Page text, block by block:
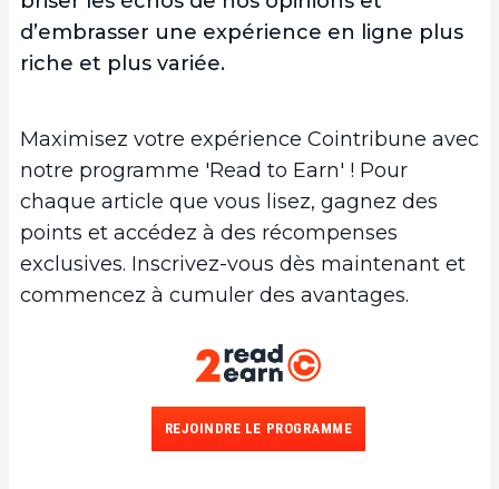
d’embrasser une expérience en ligne plus
riche et plus variée.
Maximisez votre expérience Cointribune avec
notre programme 'Read to Earn' ! Pour
chaque article que vous lisez, gagnez des
points et accédez à des récompenses
exclusives. Inscrivez-vous dès maintenant et
commencez à cumuler des avantages.
REJOINDRE LE PROGRAMME